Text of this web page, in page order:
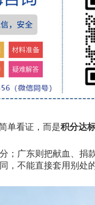
单看证，而是积分达
广东则把献血、捐
，不能直接套用别处